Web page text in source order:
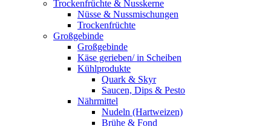
Trockenfrüchte & Nusskerne
Nüsse & Nussmischungen
Trockenfrüchte
Großgebinde
Großgebinde
Käse gerieben/ in Scheiben
Kühlprodukte
Quark & Skyr
Saucen, Dips & Pesto
Nährmittel
Nudeln (Hartweizen)
Brühe & Fond